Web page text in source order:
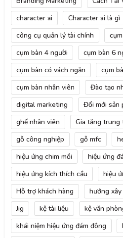
character ai
Character ai là gì
công cụ quản lý tài chính
cụm bàn 4 người
cụm bàn 6
cụm bàn có vách ngăn
cụm
cụm bàn nhân viên
Đào tạo
digital marketing
Đổi mới sản
ghế nhân viên
Gia tăng trung
gỗ công nghiệp
gỗ mfc
hiệu ứng chim mồi
hiệu ứng
hiệu ứng kích thích cầu
hiệu
Hỗ trợ khách hàng
hướng
Jig
kệ tài liệu kệ văn
khái niệm hiệu ứng đám đông